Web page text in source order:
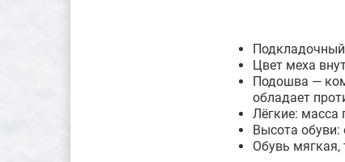
Цвет меха
Подошва —
обладает
Лёгкие: масса
Высота обуви:
Обувь мягкая,